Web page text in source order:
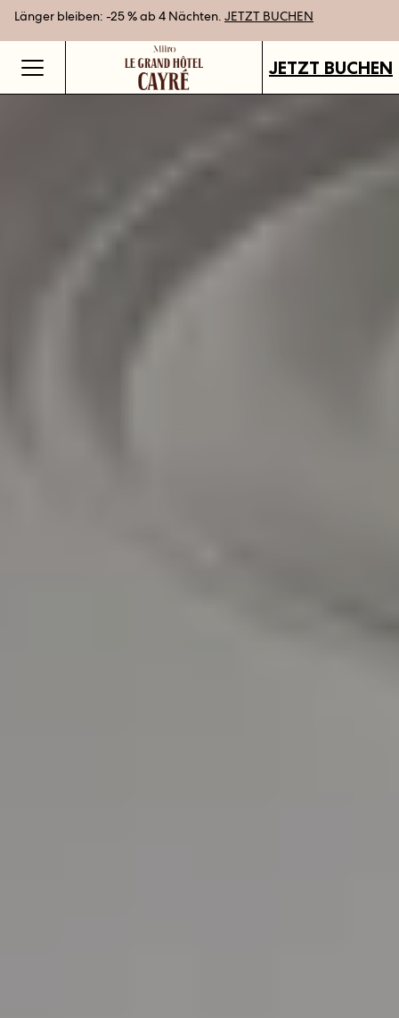
Länger bleiben: -25 % ab 4 Nächten. JETZT BUCHEN
Geschenkgutscheine jetzt an all unseren Standorten verfügbar.
Bestpreisgarantie bei Direktbuchung
JETZT BUCHEN